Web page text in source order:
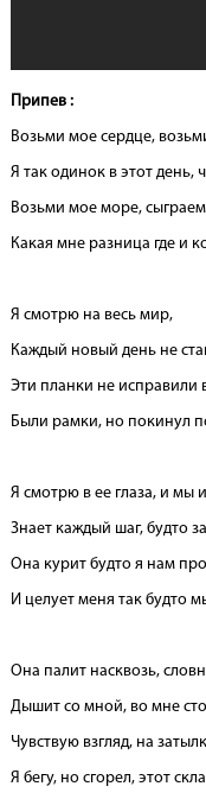
Припев :
Возьми мое сердце,
Я так одинок в этот день,
Возьми мое море,
Какая мне разница где и
Я смотрю на весь мир,
Каждый новый день не
Эти планки не исправили
Были рамки, но покинул
Я смотрю в ее глаза, и мы
Знает каждый шаг, будто
Она курит будто я нам
И целует меня так будто
Она палит насквозь,
Дышит со мной, во мне
Чувствую взгляд, на
Я бегу, но сгорел, этот